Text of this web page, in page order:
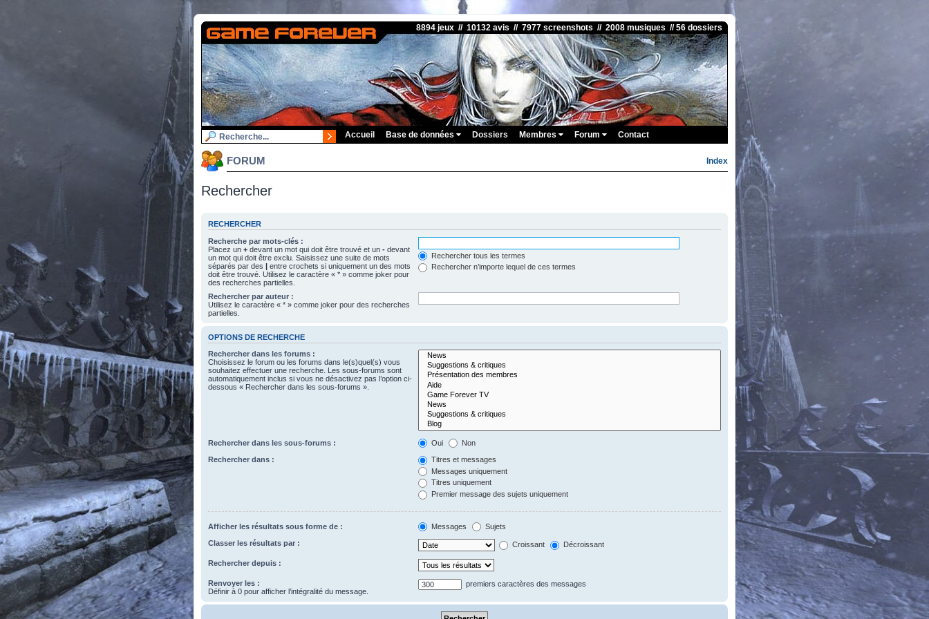
8894 jeux // 10132 avis // 7977 screenshots // 2008 musiques // 56 dossiers
Accueil Base de données Dossiers Membres Forum Contact
FORUM Index
Rechercher
RECHERCHER
Recherche par mots-clés :
Placez un + devant un mot qui doit être trouvé et un - devant
un mot qui doit être exclu. Saisissez une suite de mots
séparés par des | entre crochets si uniquement un des mots
doit être trouvé. Utilisez le caractère « * » comme joker pour
des recherches partielles.
Rechercher tous les termes
Rechercher n’importe lequel de ces termes
Rechercher par auteur :
Utilisez le caractère « * » comme joker pour des recherches
partielles.
OPTIONS DE RECHERCHE
Rechercher dans les forums :
Choisissez le forum ou les forums dans le(s)quel(s) vous
souhaitez effectuer une recherche. Les sous-forums sont
automatiquement inclus si vous ne désactivez pas l’option ci-
dessous « Rechercher dans les sous-forums ».
Rechercher dans les sous-forums : Oui Non
Rechercher dans :
Titres et messages
Messages uniquement
Titres uniquement
Premier message des sujets uniquement
Afficher les résultats sous forme de : Messages Sujets
Classer les résultats par : Croissant Décroissant
Rechercher depuis :
Renvoyer les :
Définir à 0 pour afficher l’intégralité du message.
premiers caractères des messages